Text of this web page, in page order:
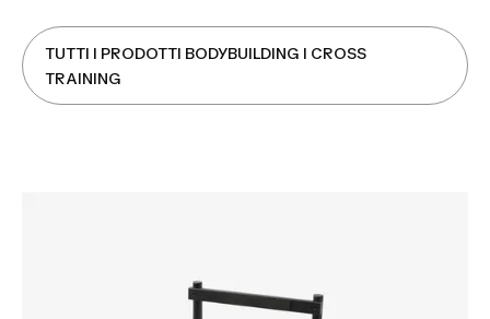
TUTTI I PRODOTTI BODYBUILDING I CROSS
TRAINING